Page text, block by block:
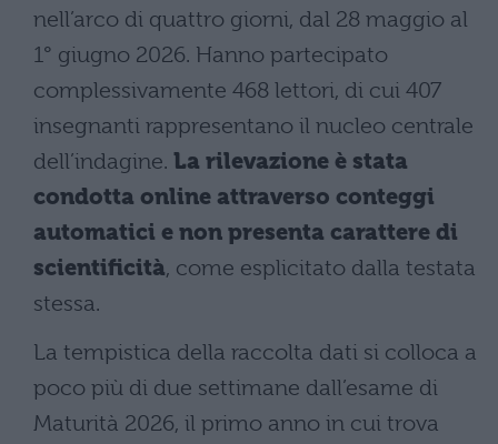
nell’arco di quattro giorni, dal 28 maggio al
1° giugno 2026. Hanno partecipato
complessivamente 468 lettori, di cui 407
insegnanti rappresentano il nucleo centrale
dell’indagine. La rilevazione è stata
condotta online attraverso conteggi
automatici e non presenta carattere di
scientificità, come esplicitato dalla testata
stessa.
La tempistica della raccolta dati si colloca a
poco più di due settimane dall’esame di
Maturità 2026, il primo anno in cui trova